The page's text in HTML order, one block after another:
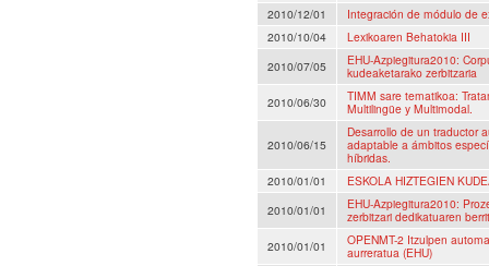
2010/12/01
Integración de módulo de
2010/10/04
Lexikoaren Behatokia III
2010/07/05
EHU-Azpiegitura2010:
kudeaketarako zerbitzaria
2010/06/30
TIMM sare tematikoa:
Multilingüe y Multimodal.
2010/06/15
Desarrollo de un traductor
adaptable a ámbitos
híbridas.
2010/01/01
ESKOLA HIZTEGIEN
2010/01/01
EHU-Azpiegitura2010:
zerbitzari dedikatuaren
2010/01/01
OPENMT-2 Itzulpen
aurreratua (EHU)